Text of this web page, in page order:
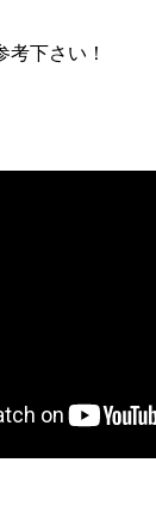
考下さい！